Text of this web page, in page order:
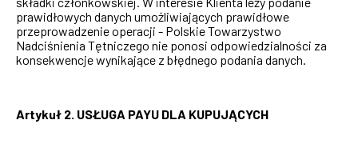
prawidłowych danych umożliwiających prawidłowe
przeprowadzenie operacji - Polskie Towarzystwo
Nadciśnienia Tętniczego nie ponosi odpowiedzialności za
konsekwencje wynikające z błędnego podania danych.
Artykuł 2. USŁUGA PAYU DLA KUPUJĄCYCH